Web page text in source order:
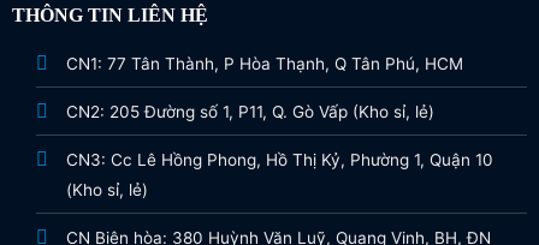
THÔNG TIN LIÊN HỆ
CN1: 77 Tân Thành, P Hòa Thạnh, Q Tân Phú, HCM
CN2: 205 Đường số 1, P11, Q. Gò Vấp (Kho sỉ, lẻ)
CN3: Cc Lê Hồng Phong, Hồ Thị Kỷ, Phường 1, Quận 10
(Kho sỉ, lẻ)
CN Biên hòa: 380 Huỳnh Văn Luỹ, Quang Vinh, BH, ĐN